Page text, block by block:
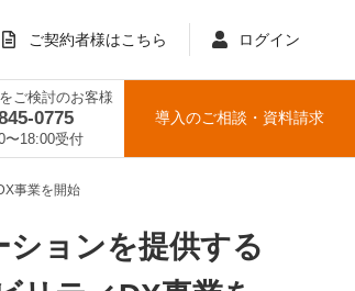
ご契約者様はこちら ログイン
ご検討のお客様
0775
〜18:00受付
導入のご相談 ・ 資料請求
事業を開始
ョンを提供する